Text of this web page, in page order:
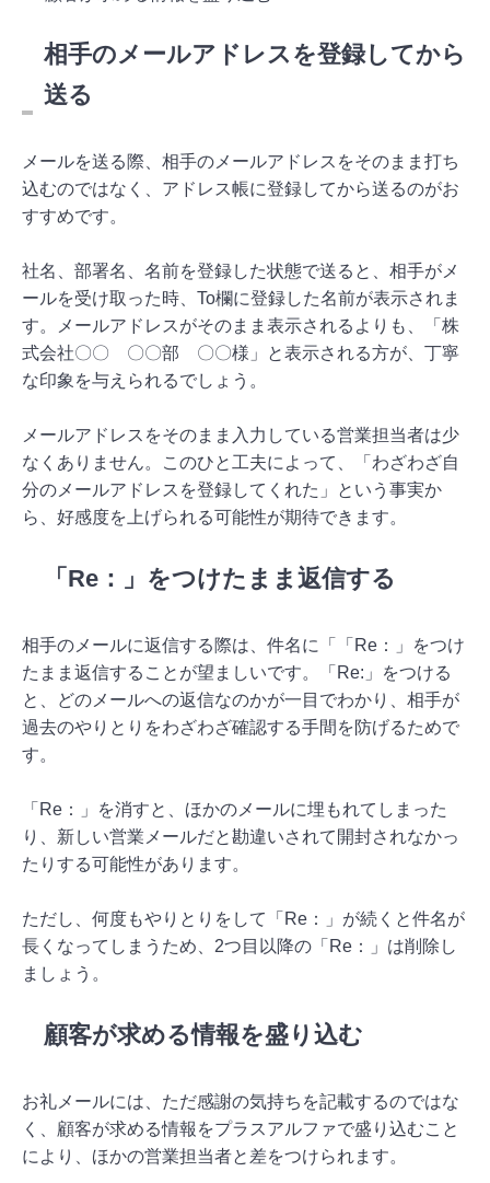
相手のメールアドレスを登録してから
送る
メールを送る際、相手のメールアドレスをそのまま打ち
込むのではなく、アドレス帳に登録してから送るのがお
すすめです。
社名、部署名、名前を登録した状態で送ると、相手がメ
ールを受け取った時、To欄に登録した名前が表示されま
す。メールアドレスがそのまま表示されるよりも、「株
式会社〇〇 〇〇部 〇〇様」と表示される方が、丁寧
な印象を与えられるでしょう。
メールアドレスをそのまま入力している営業担当者は少
なくありません。このひと工夫によって、「わざわざ自
分のメールアドレスを登録してくれた」という事実か
ら、好感度を上げられる可能性が期待できます。
「Re：」をつけたまま返信する
相手のメールに返信する際は、件名に「「Re：」をつけ
たまま返信することが望ましいです。「Re:」をつける
と、どのメールへの返信なのかが一目でわかり、相手が
過去のやりとりをわざわざ確認する手間を防げるためで
す。
「Re：」を消すと、ほかのメールに埋もれてしまった
り、新しい営業メールだと勘違いされて開封されなかっ
たりする可能性があります。
ただし、何度もやりとりをして「Re：」が続くと件名が
長くなってしまうため、2つ目以降の「Re：」は削除し
ましょう。
顧客が求める情報を盛り込む
お礼メールには、ただ感謝の気持ちを記載するのではな
く、顧客が求める情報をプラスアルファで盛り込むこと
により、ほかの営業担当者と差をつけられます。